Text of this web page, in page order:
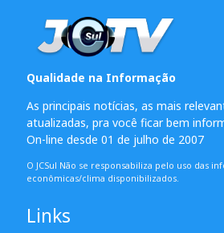
Qualidade na Informação
As principais notícias, as mais
atualizadas, pra você ficar bem
On-line desde 01 de julho de 2007
O JCSul Não se responsabiliza pelo uso das
econômicas/clima disponibilizados.
Links